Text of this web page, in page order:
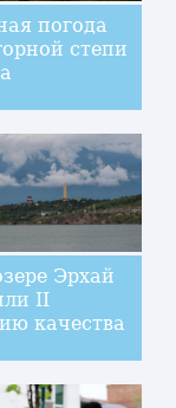
погода
степи
Эрхай
II
качества